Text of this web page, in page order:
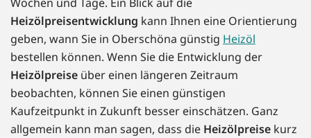
Heizölpreisentwicklung kann Ihnen eine Orientierung
geben, wann Sie in Oberschöna günstig Heizöl
bestellen können. Wenn Sie die Entwicklung der
Heizölpreise über einen längeren Zeitraum
beobachten, können Sie einen günstigen
Kaufzeitpunkt in Zukunft besser einschätzen. Ganz
allgemein kann man sagen, dass die Heizölpreise kurz